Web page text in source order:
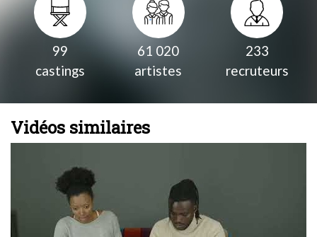
99
castings
61 020
artistes
233
recruteurs
Vidéos similaires